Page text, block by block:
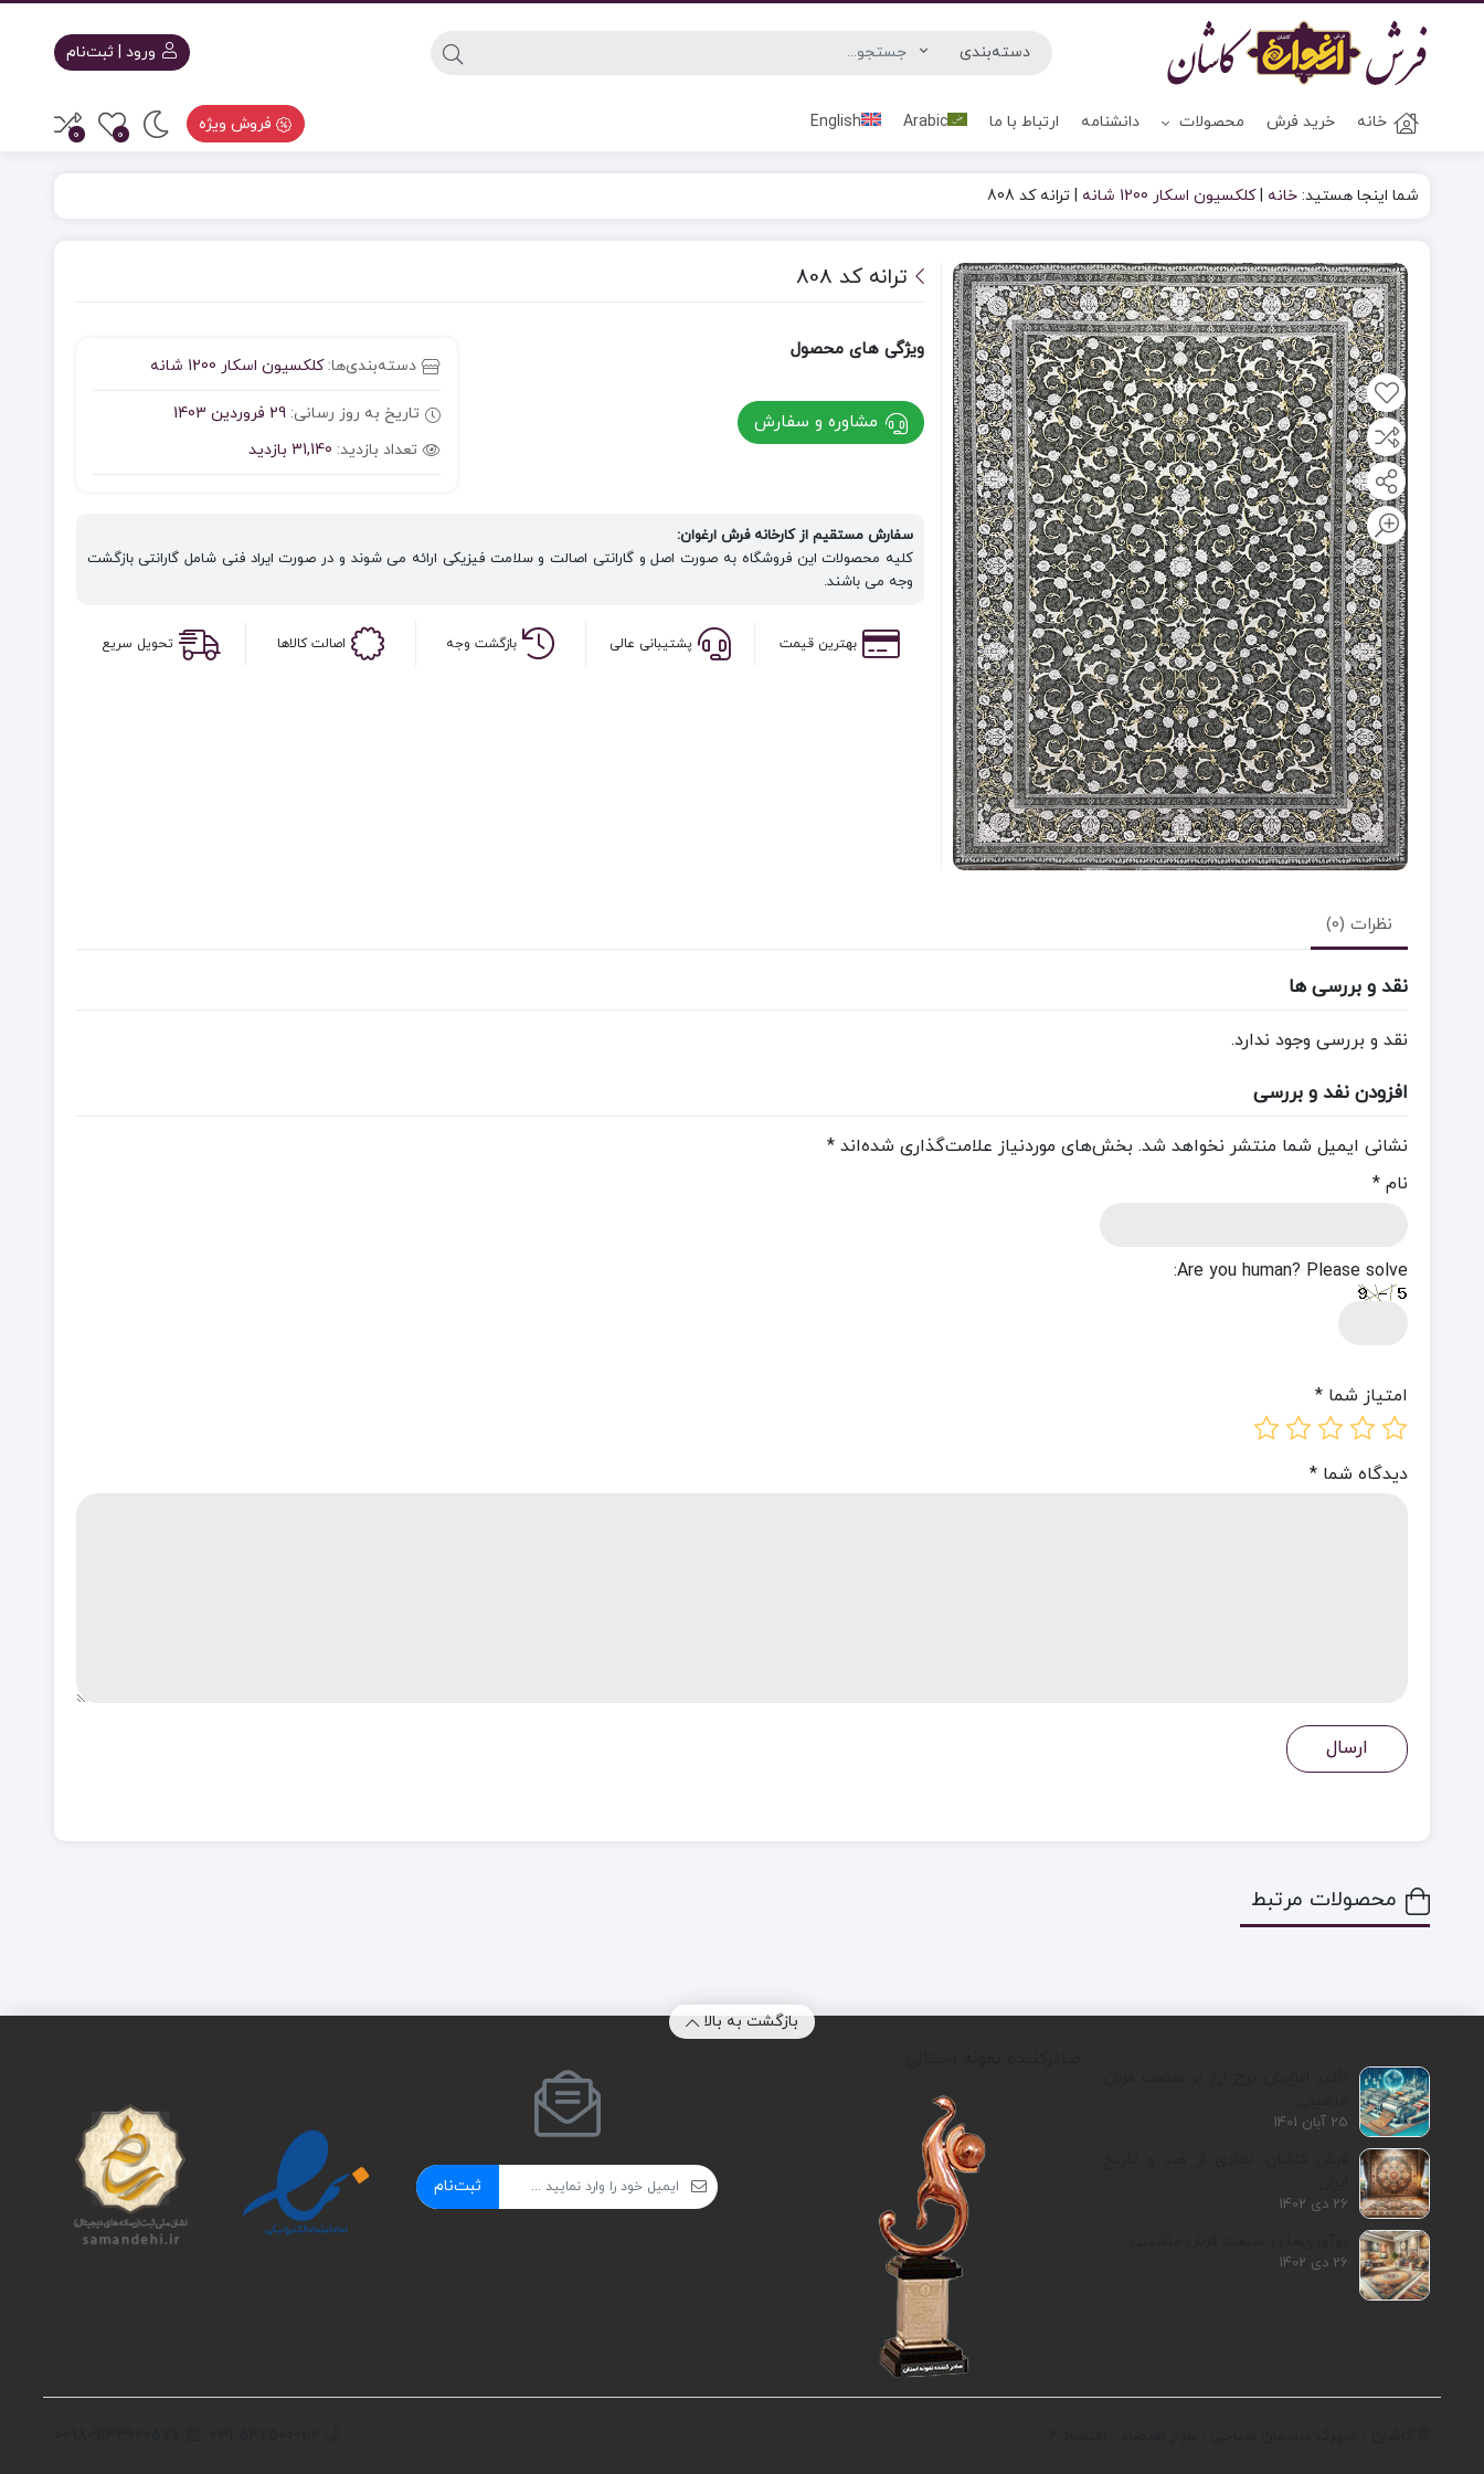
ورود | ثبت‌نام
خانه خرید فرش محصولات دانشنامه ارتباط با ما Arabic
English فروش ویژه 0
0
شما اینجا هستید: خانه |کلکسیون اسکار 1200 شانه | ترانه کد 808
ترانه کد 808
ویژگی های محصول
مشاوره و سفارش
دسته‌بندی‌ها:کلکسیون اسکار 1200 شانه
تاریخ به روز رسانی: 29 فروردین 1403
تعداد بازدید: 31,140 بازدید
سفارش مستقیم از کارخانه فرش ارغوان:
کلیه محصولات این فروشگاه به صورت اصل و گارانتی اصالت و سلامت فیزیکی ارائه می شوند و در صورت ایراد فنی شامل گارانتی بازگشت
وجه می باشند.
بهترین قیمت پشتیبانی عالی بازگشت وجه اصالت کالاها تحویل سریع
نظرات (0)
نقد و بررسی ها
نقد و بررسی وجود ندارد.
افزودن نفد و بررسی
نشانی ایمیل شما منتشر نخواهد شد. بخش‌های موردنیاز علامت‌گذاری شده‌اند *
نام *
Are you human? Please solve:
امتیاز شما *
دیدگاه شما *
محصولات مرتبط
بازگشت به بالا
25 آبان 1401
26 دی 1402
26 دی 1402
ثبت‌نام